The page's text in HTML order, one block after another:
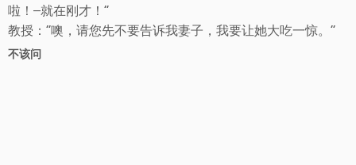
啦！–就在刚才！“
教授：“噢，请您先不要告诉我妻子，我要让她大吃一惊。“
不该问